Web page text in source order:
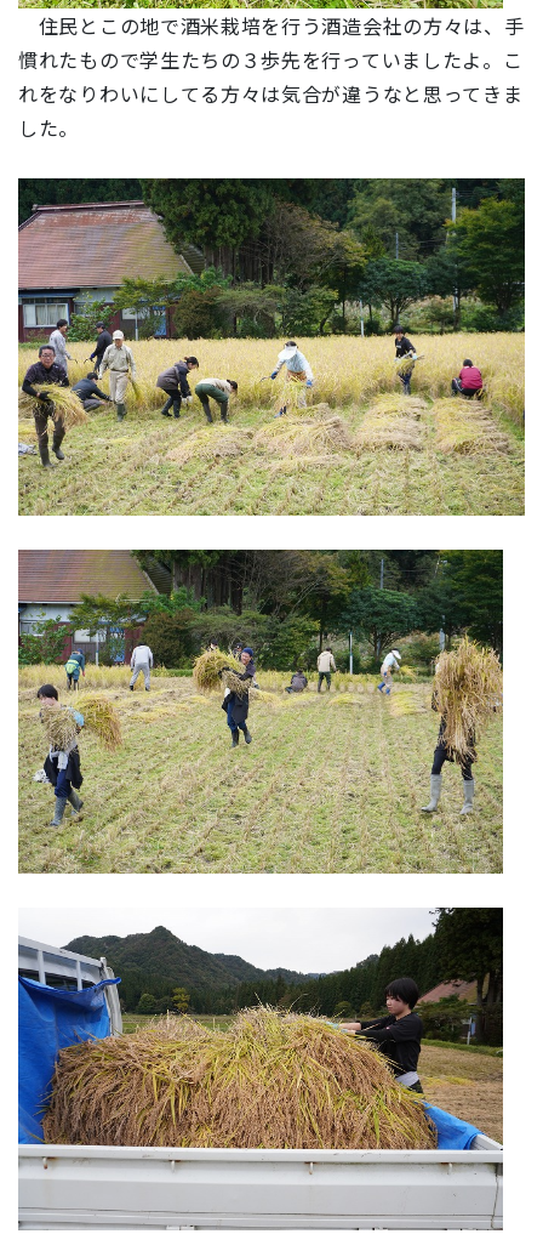
住民とこの地で酒米栽培を行う酒造会社の方々は、手
慣れたもので学生たちの３歩先を行っていましたよ。こ
れをなりわいにしてる方々は気合が違うなと思ってきま
した。